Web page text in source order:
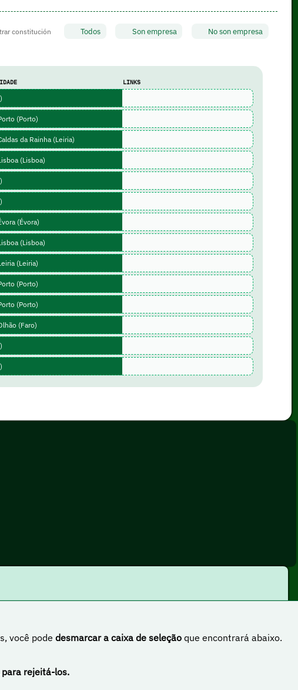
constitución Todos Son empresa No son empresa
LINKS
(Porto)
da Rainha (Leiria)
(Lisboa)
(Évora)
(Lisboa)
(Leiria)
(Porto)
(Porto)
(Faro)
você pode desmarcar a caixa de seleçãoque encontrará abaixo.
rejeitá-los.
4.0 Internacional